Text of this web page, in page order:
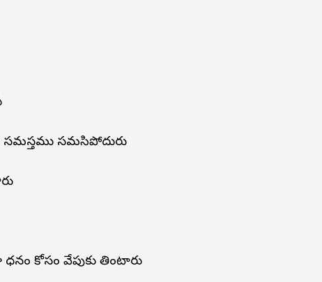
సమసిపోదురు
ధనం కోసం వేపుకు తింటారు